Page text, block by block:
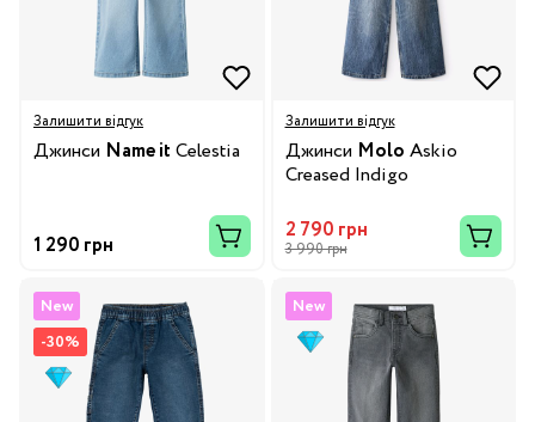
Залишити відгук
Джинси Name it Celestia
1 290 грн
Залишити відгук
Джинси Molo Askio
Creased Indigo
2 790 грн
3 990 грн
New
-30%
New